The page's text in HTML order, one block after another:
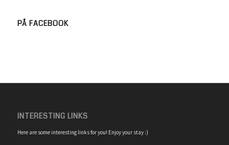
PÅ FACEBOOK
INTERESTING LINKS
Here are some interesting links for you! Enjoy your stay :)